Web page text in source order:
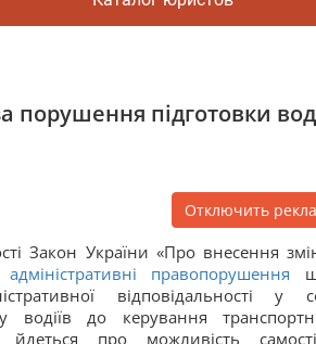
підготовки
Отключить
Закон України «Про внесення
правопорушення
відповідальності у
водіїв до керування
про можливість